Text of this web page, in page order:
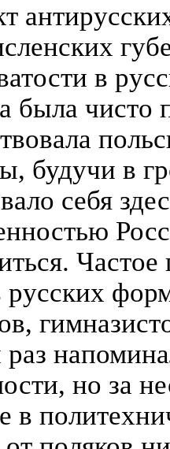
в
была чисто
будучи в
себя
но за
в